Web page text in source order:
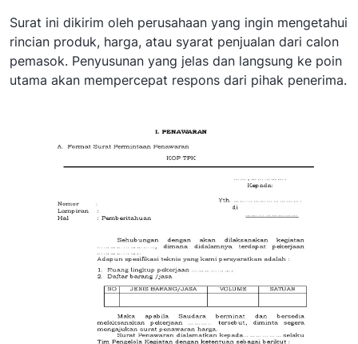
Surat ini dikirim oleh perusahaan yang ingin mengetahui
rincian produk, harga, atau syarat penjualan dari calon
pemasok. Penyusunan yang jelas dan langsung ke poin
utama akan mempercepat respons dari pihak penerima.